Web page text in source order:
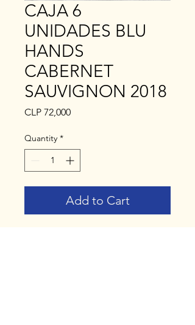
CAJA 6
UNIDADES BLU
HANDS
CABERNET
SAUVIGNON 2018
CLP 72,000Price
Quantity *
Add to Cart